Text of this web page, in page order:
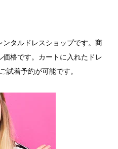
タルドレスショップです。商
格です。カートに入れたドレ
試着予約が可能です。